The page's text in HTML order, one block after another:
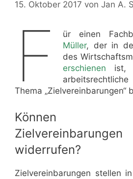
15. Oktober 2017 von Jan A.
F ür einen
Müller, der in
des
erschienen ist,
Thema „Zielvereinbarungen“
Können
widerrufen?
Zielvereinbarungen stellen